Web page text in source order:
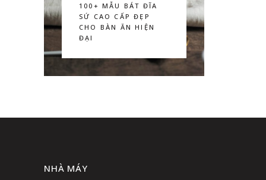
100+ MẪU BÁT ĐĨA
SỨ CAO CẤP ĐẸP
CHO BÀN ĂN HIỆN
ĐẠI
NHÀ MÁY